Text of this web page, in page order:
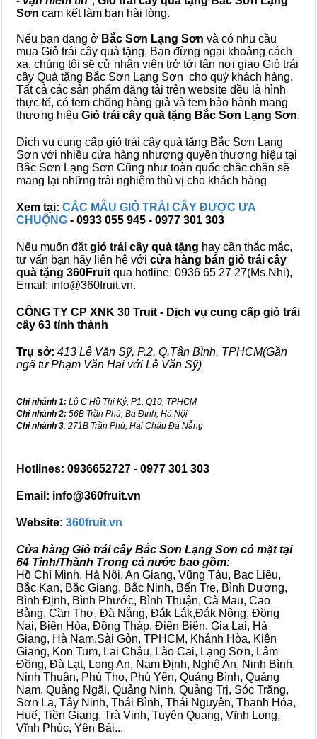
Sơn cam kết làm bạn hài lòng.
Nếu bạn đang ở Bắc Sơn Lạng Sơn và có nhu cầu
mua Giỏ trái cây quà tặng, Bạn đừng ngại khoảng cách
xa, chúng tôi sẽ cử nhân viên trở tới tận nơi giao Giỏ trái
cây Quà tặng Bắc Sơn Lạng Sơn cho quý khách hàng.
Tất cả các sản phẩm đăng tải trên website đều là hình
thực tế, có tem chống hàng giả và tem bảo hành mang
thương hiệu Giỏ trái cây quà tặng Bắc Sơn Lạng Sơn.
Dịch vụ cung cấp giỏ trái cây quà tặng Bắc Sơn Lạng
Sơn với nhiều cửa hàng nhượng quyền thương hiệu tại
Bắc Sơn Lạng Sơn Cũng như toàn quốc chắc chắn sẽ
mang lại những trải nghiệm thù vị cho khách hàng
Xem tại: CÁC MẪU GIỎ TRÁI CÂY ĐƯỢC ƯA
CHUỘNG - 0933 055 945 - 0977 301 303
Nếu muốn đặtgiỏ trái cây quà tặng hay cần thắc mắc,
tư vấn bạn hãy liên hệ với cửa hàng bán giỏ trái cây
quà tặng 360Fruit qua hotline: 0936 65 27 27(Ms.Nhi),
Email: info@360fruit.vn.
CÔNG TY CP XNK 30 Truit - Dịch vụ cung cấp giỏ trái
cây 63 tỉnh thành
Trụ sở: 413 Lê Văn Sỹ, P.2, Q.Tân Bình, TPHCM(Gần
ngã tư Phạm Văn Hai với Lê Văn Sỹ)
Chi nhánh 1: Lô C Hồ Thị Kỷ, P1, Q10, TPHCM
Chi nhánh 2: 56B Trần Phú, Ba Đình, Hà Nội
Chi nhánh 3: 271B Trần Phú, Hải Châu Đà Nẵng
Hotlines: 0936652727 - 0977 301 303
Email: info@360fruit.vn
Website: 360fruit.vn
Cửa hàng Giỏ trái cây Bắc Sơn Lạng Sơn có mặt tại
64 Tỉnh/Thành Trong cả nước bao gồm:
Hồ Chí Minh, Hà Nội, An Giang, Vũng Tàu, Bạc Liêu,
Bắc Kạn, Bắc Giang, Bắc Ninh, Bến Tre, Bình Dương,
Bình Định, Bình Phước, Bình Thuận, Cà Mau, Cao
Bằng, Cần Thơ, Đà Nẵng, Đắk Lắk,Đắk Nông, Đồng
Nai, Biên Hòa, Đồng Tháp, Điện Biên, Gia Lai, Hà
Giang, Hà Nam,Sài Gòn, TPHCM, Khánh Hòa, Kiên
Giang, Kon Tum, Lai Châu, Lào Cai, Lạng Sơn, Lâm
Đồng, Đà Lạt, Long An, Nam Định, Nghệ An, Ninh Bình,
Ninh Thuận, Phú Thọ, Phú Yên, Quảng Bình, Quảng
Nam, Quảng Ngãi, Quảng Ninh, Quảng Trị, Sóc Trăng,
Sơn La, Tây Ninh, Thái Bình, Thái Nguyên, Thanh Hóa,
Huế, Tiền Giang, Trà Vinh, Tuyên Quang, Vĩnh Long,
Vĩnh Phúc, Yên Bái...